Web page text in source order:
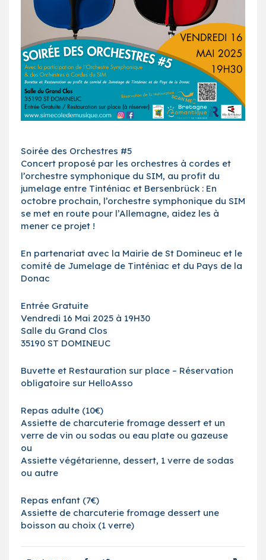
Soirée des Orchestres #5
Concert proposé par les orchestres à cordes et
l’orchestre symphonique du SIM, au profit du
jumelage entre Tinténiac et Bersenbrück : En
octobre prochain, l’orchestre symphonique du SIM
se met en route pour l’Allemagne, aidez les à
mener ce projet !
En partenariat avec la Mairie de St Domineuc et le
comité de Jumelage de Tinténiac et du Pays de la
Donac
Entrée Gratuite
Vendredi 16 Mai 2025 à 19H30
Salle du Grand Clos
35190 ST DOMINEUC
Buvette et Restauration sur place – Réservation
obligatoire sur HelloAsso
Repas adulte (10€)
Assiette de charcuterie fromage dessert et un
verre de vin ou sodas ou eau plate ou gazeuse
ou
Assiette végétarienne, dessert, 1 verre de sodas
ou autre
Repas enfant (7€)
Assiette de charcuterie fromage dessert une
boisson au choix (1 verre)